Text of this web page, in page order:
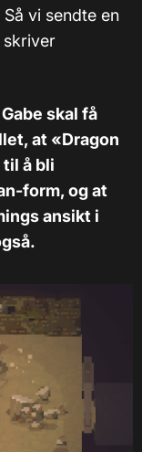
vi sendte en
skriver
skal få
at «Dragon
å bli
form, og at
ansikt i